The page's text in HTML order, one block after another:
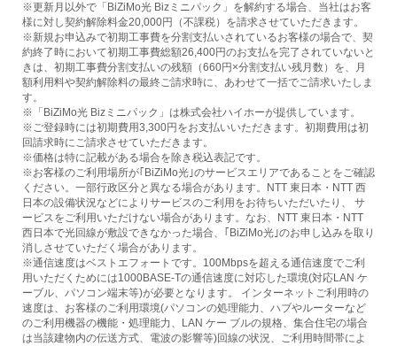
※更新月以外で「BiZiMo光 Bizミニパック」を解約する場合、当社はお客
様に対し契約解除料金20,000円（不課税）を請求させていただきます。
※新規お申込みで初期工事費を分割支払いされているお客様の場合で、契
約終了時において初期工事費総額26,400円のお支払を完了されていないと
きは、初期工事費分割支払いの残額（660円×分割支払い残月数）を、月
額利用料や契約解除料の最終ご請求時に、あわせて一括でご請求いたしま
す。
※「BiZiMo光 Bizミニパック」は株式会社ハイホーが提供しています。
※ご登録時には初期費用3,300円をお支払いいただきます。初期費用は初
回請求時にご請求させていただきます。
※価格は特に記載がある場合を除き税込表記です。
※お客様のご利用場所が｢BiZiMo光｣のサービスエリアであることをご確認
ください。一部行政区分と異なる場合があります。NTT 東日本・NTT 西
日本の設備状況などによりサービスのご利用をお待ちいただいたり、 サ
ービスをご利用いただけない場合があります。なお、NTT 東日本・NTT
西日本で光回線が敷設できなかった場合、｢BiZiMo光｣のお申し込みを取り
消しさせていただく場合があります。
※通信速度はベストエフォートです。100Mbpsを超える通信速度でご利
用いただくためには1000BASE-Tの通信速度に対応した環境(対応LAN ケ
ーブル、パソコン端末等)が必要となります。 インターネットご利用時の
速度は、お客様のご利用環境(パソコンの処理能力、ハブやルーターなど
のご利用機器の機能・処理能力、LAN ケー ブルの規格、集合住宅の場合
は当該建物内の伝送方式、電波の影響等)回線の状況、ご利用時間帯によ